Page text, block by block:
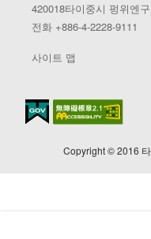
420018타이중시 펑위엔
전화 +886-4-2228-9111
사이트 맵
Copyright © 2016